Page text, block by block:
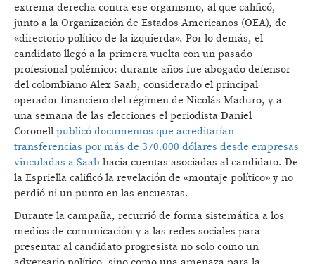
extrema derecha contra ese organismo, al que calificó,
junto a la Organización de Estados Americanos (OEA), de
«directorio político de la izquierda». Por lo demás, el
candidato llegó a la primera vuelta con un pasado
profesional polémico: durante años fue abogado defensor
del colombiano Alex Saab, considerado el principal
operador financiero del régimen de Nicolás Maduro, y a
una semana de las elecciones el periodista Daniel
Coronell publicó documentos que acreditarían
transferencias por más de 370.000 dólares desde empresas
vinculadas a Saab hacia cuentas asociadas al candidato. De
la Espriella calificó la revelación de «montaje político» y no
perdió ni un punto en las encuestas.
Durante la campaña, recurrió de forma sistemática a los
medios de comunicación y a las redes sociales para
presentar al candidato progresista no solo como un